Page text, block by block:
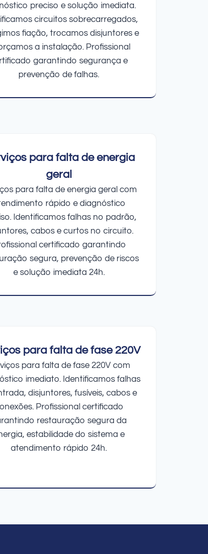
preciso e solução imediata.
circuitos sobrecarregados,
fiação, trocamos disjuntores e
a instalação. Profissional
garantindo segurança e
prevenção de falhas.
para falta de energia
geral
para falta de energia geral com
rápido e diagnóstico
Identificamos falhas no padrão,
cabos e curtos no circuito.
certificado garantindo
segura, prevenção de riscos
e solução imediata 24h.
para falta de fase 220V
para falta de fase 220V com
imediato. Identificamos falhas
disjuntores, fusíveis, cabos e
Profissional certificado
restauração segura da
estabilidade do sistema e
atendimento rápido 24h.